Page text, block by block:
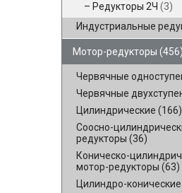
Редукторы 2Ч (3)
Индустриальные
Мотор-редукторы (456)
Червячные
Червячные
Цилиндрические (166)
Соосно-
редукторы (36)
Коническо-
мотор-редукторы (63)
Цилиндро-конические